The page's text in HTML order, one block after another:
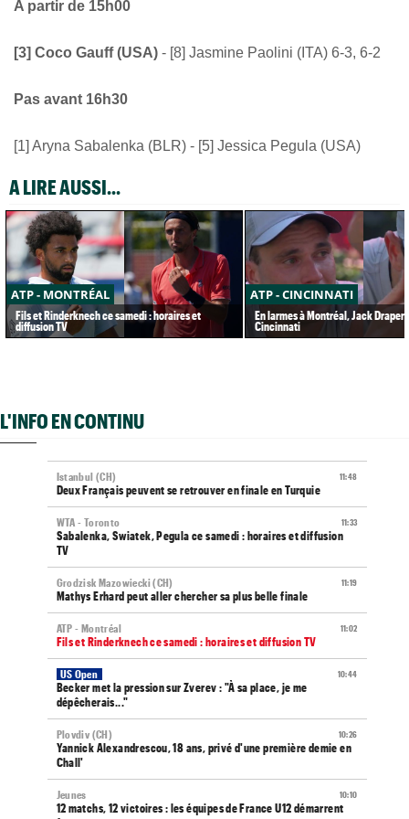
A partir de 15h00
[3] Coco Gauff (USA) - [8] Jasmine Paolini (ITA) 6-3, 6-2
Pas avant 16h30
[1] Aryna Sabalenka (BLR) - [5] Jessica Pegula (USA)
A LIRE AUSSI...
ATP - MONTRÉAL
Fils et Rinderknech ce samedi : horaires et
diffusion TV
ATP - CINCINNATI
En larmes à Montréal, Jack Draper
Cincinnati
L'INFO EN CONTINU
11:48
Istanbul (CH)
Deux Français peuvent se retrouver en finale en Turquie
11:33
WTA - Toronto
Sabalenka, Swiatek, Pegula ce samedi : horaires et diffusion
TV
11:19
Grodzisk Mazowiecki (CH)
Mathys Erhard peut aller chercher sa plus belle finale
11:02
ATP - Montréal
Fils et Rinderknech ce samedi : horaires et diffusion TV
10:44
US Open
Becker met la pression sur Zverev : "À sa place, je me
dépêcherais..."
10:26
Plovdiv (CH)
Yannick Alexandrescou, 18 ans, privé d'une première demie en
Chall'
10:10
Jeunes
12 matchs, 12 victoires : les équipes de France U12 démarrent